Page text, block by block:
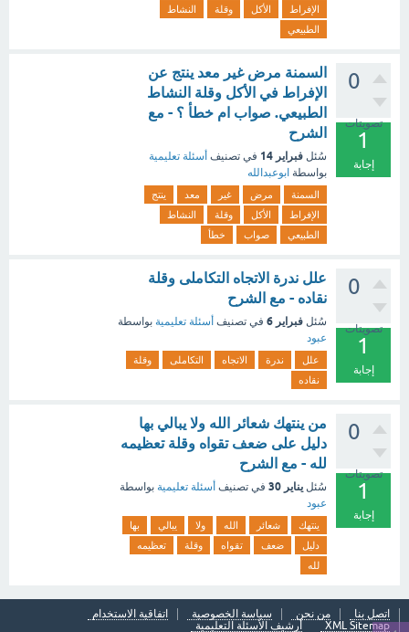
الإفراط
الأكل وقلة
النشاط
الطبيعي
0
تصويتات
1
إجابة
السمنة مرض غير معد ينتج عن
الإفراط في الأكل وقلة النشاط
الطبيعي. صواب ام خطأ ؟ - مع
الشرح
سُئل فبراير 14 في تصنيف أسئلة تعليمية
بواسطة ابوعبدالله
السمنة مرض غير معد
ينتج
الإفراط
الأكل وقلة
النشاط
الطبيعي
صواب خطأ
0
تصويتات
1
إجابة
علل ندرة الاتجاه التكاملى وقلة
نقاده - مع الشرح
سُئل فبراير 6 في تصنيف أسئلة تعليمية بواسطة
عبود
علل ندرة الاتجاه التكاملى
وقلة
نقاده
0
تصويتات
1
إجابة
من ينتهك شعائر الله ولا يبالي بها
دليل على ضعف تقواه وقلة تعظيمه
لله - مع الشرح
سُئل يناير 30 في تصنيف أسئلة تعليمية بواسطة
عبود
ينتهك شعائر الله ولا يبالي
بها
دليل
ضعف تقواه وقلة
تعظيمه
لله
اتصل بنا من نحن سياسة الخصوصية
اتفاقية الاستخدام
XML Sitemap
أرشيف الأسئلة التعليمية